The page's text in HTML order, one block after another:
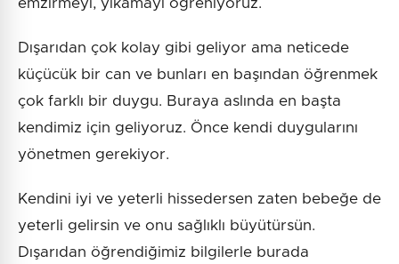
emzirmeyi, yıkamayı öğreniyoruz.
Dışarıdan çok kolay gibi geliyor ama neticede
küçücük bir can ve bunları en başından öğrenmek
çok farklı bir duygu. Buraya aslında en başta
kendimiz için geliyoruz. Önce kendi duygularını
yönetmen gerekiyor.
Kendini iyi ve yeterli hissedersen zaten bebeğe de
yeterli gelirsin ve onu sağlıklı büyütürsün.
Dışarıdan öğrendiğimiz bilgilerle burada